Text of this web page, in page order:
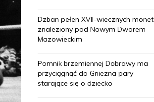
Dzban pełen XVII-wiecznych monet
znaleziony pod Nowym Dworem
Mazowieckim
Pomnik brzemiennej Dobrawy ma
przyciągnąć do Gniezna pary
starające się o dziecko